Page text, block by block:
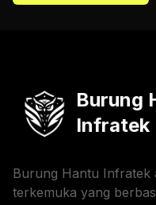
Burung
Infratek
Burung Hantu Infratek
terkemuka yang